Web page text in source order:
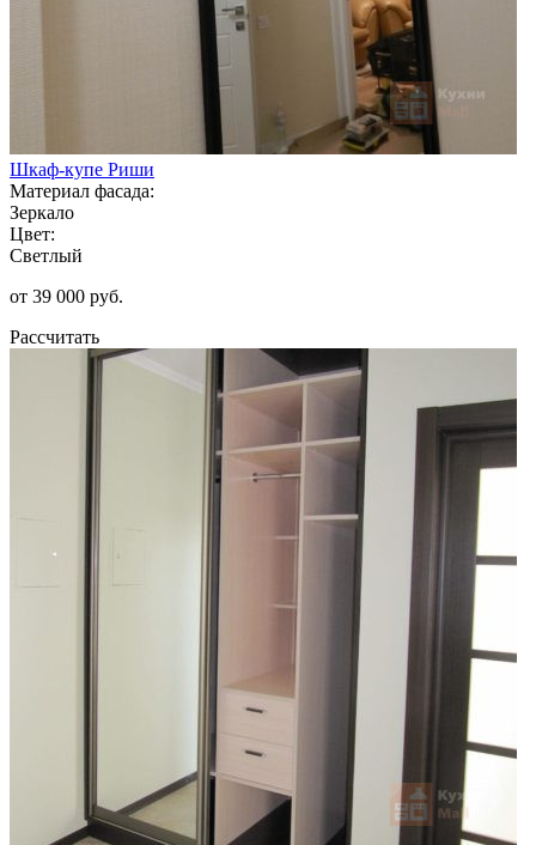
Шкаф-купе Риши
Материал фасада:
Зеркало
Цвет:
Светлый
от 39 000 руб.
Рассчитать